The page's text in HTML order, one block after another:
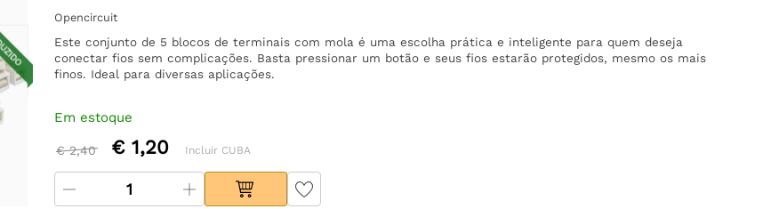
Opencircuit
Este conjunto de 5 blocos de terminais com mola é uma escolha prática e inteligente para quem deseja
conectar fios sem complicações. Basta pressionar um botão e seus fios estarão protegidos, mesmo os mais
finos. Ideal para diversas aplicações.
Em estoque
€ 2,40 € 1,20 Incluir CUBA